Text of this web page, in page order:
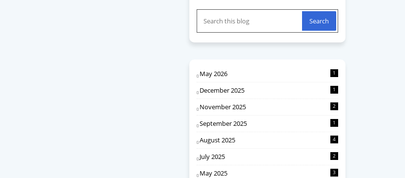
May 2026 1
December 2025 1
November 2025 2
September 2025 1
August 2025 4
July 2025 2
May 2025 3